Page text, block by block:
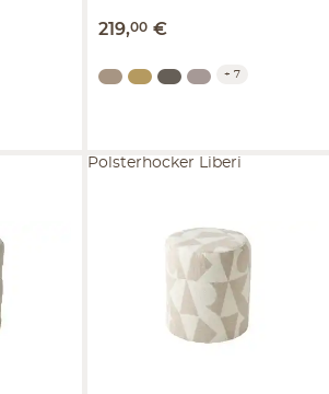
219,00 €
+ 7
Polsterhocker Liberi